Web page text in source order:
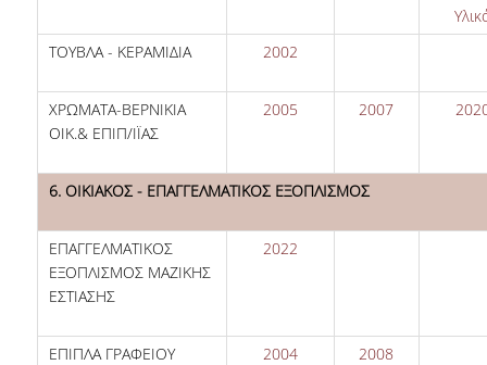
ΤΟΥΒΛΑ - ΚΕΡΑΜΙΔΙΑ
2002
ΧΡΩΜΑΤΑ-ΒΕΡΝΙΚΙΑ
ΟΙΚ.& ΕΠΙΠ/ΙΪΑΣ
2005 2007
6. ΟΙΚΙΑΚΟΣ - ΕΠΑΓΓΕΛΜΑΤΙΚΟΣ ΕΞΟΠΛΙΣΜΟΣ
ΕΠΑΓΓΕΛΜΑΤΙΚΟΣ
ΕΞΟΠΛΙΣΜΟΣ ΜΑΖΙΚΗΣ
ΕΣΤΙΑΣΗΣ
2022
ΕΠΙΠΛΑ ΓΡΑΦΕΙΟΥ 2004 2008